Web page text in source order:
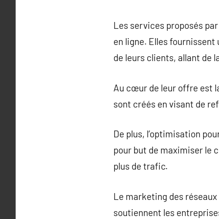
Les services proposés
en ligne. Elles
de leurs clients, allant de
Au cœur de leur offre est
sont créés en visant de
De plus, l’optimisation
pour but de maximiser le
plus de trafic.
Le marketing des
soutiennent les